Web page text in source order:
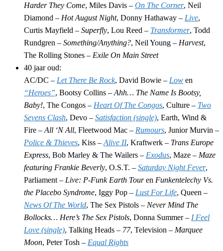
Harder They Come, Miles Davis – On The Corner, Neil
Diamond – Hot August Night, Donny Hathaway – Live,
Curtis Mayfield – Superfly, Lou Reed – Transformer, Todd
Rundgren – Something/Anything?, Neil Young – Harvest,
The Rolling Stones – Exile On Main Street
40 jaar oud:
AC/DC – Let There Be Rock, David Bowie – Low en
“Heroes”, Bootsy Collins – Ahh… The Name Is Bootsy,
Baby!, The Congos – Heart Of The Congos, Culture – Two
Sevens Clash, Devo – Satisfaction (single), Earth, Wind &
Fire – All ‘N All, Fleetwood Mac – Rumours, Junior Murvin –
Police & Thieves, Kiss – Alive II, Kraftwerk – Trans Europe
Express, Bob Marley & The Wailers – Exodus, Maze – Maze
featuring Frankie Beverly, O.S.T. – Saturday Night Fever,
Parliament – Live: P-Funk Earth Touren Funkentelechy Vs.
the Placebo Syndrome, Iggy Pop – Lust For Life, Queen –
News Of The World, The Sex Pistols – Never Mind The
Bollocks… Here’s The Sex Pistols, Donna Summer – I Feel
Love (single), Talking Heads – 77, Television – Marquee
Moon, Peter Tosh – Equal Rights